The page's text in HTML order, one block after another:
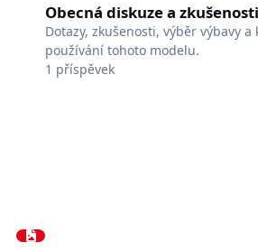
Obecná diskuze a zkušenosti
Dotazy, zkušenosti, výběr výbavy
používání tohoto modelu.
1 příspěvek